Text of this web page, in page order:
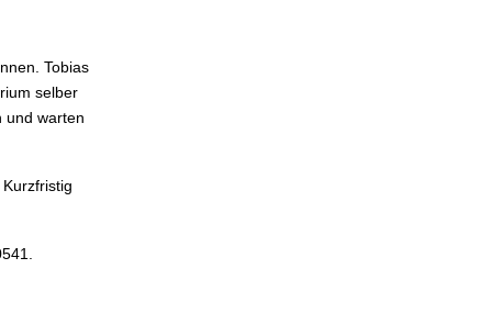
Tobias
selber
und warten